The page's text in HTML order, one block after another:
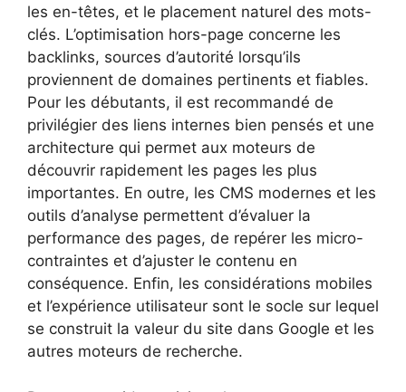
les en-têtes, et le placement naturel des mots-
clés. L’optimisation hors-page concerne les
backlinks, sources d’autorité lorsqu’ils
proviennent de domaines pertinents et fiables.
Pour les débutants, il est recommandé de
privilégier des liens internes bien pensés et une
architecture qui permet aux moteurs de
découvrir rapidement les pages les plus
importantes. En outre, les CMS modernes et les
outils d’analyse permettent d’évaluer la
performance des pages, de repérer les micro-
contraintes et d’ajuster le contenu en
conséquence. Enfin, les considérations mobiles
et l’expérience utilisateur sont le socle sur lequel
se construit la valeur du site dans Google et les
autres moteurs de recherche.